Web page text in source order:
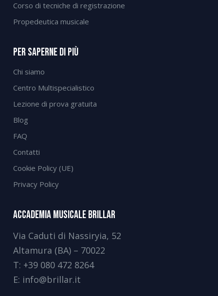
Corso di tecniche di registrazione
Propedeutica musicale
Per Saperne Di Più
Chi siamo
Centro Multispecialistico
Lezione di prova gratuita
Blog
FAQ
Contatti
Cookie Policy (UE)
Privacy Policy
Accademia Musicale Brillar
Via Caduti di Nassiryia, 52
Altamura (BA) – 70022
T: +39 080 472 8264
E: info@brillar.it